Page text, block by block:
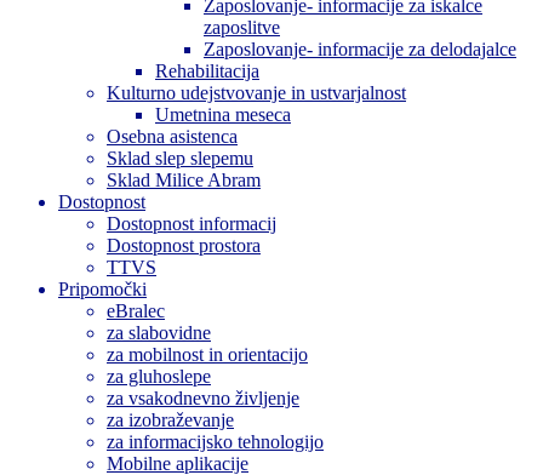
Zaposlovanje- informacije za iskalce
zaposlitve
Zaposlovanje- informacije za delodajalce
Rehabilitacija
Kulturno udejstvovanje in ustvarjalnost
Umetnina meseca
Osebna asistenca
Sklad slep slepemu
Sklad Milice Abram
Dostopnost
Dostopnost informacij
Dostopnost prostora
TTVS
Pripomočki
eBralec
za slabovidne
za mobilnost in orientacijo
za gluhoslepe
za vsakodnevno življenje
za izobraževanje
za informacijsko tehnologijo
Mobilne aplikacije